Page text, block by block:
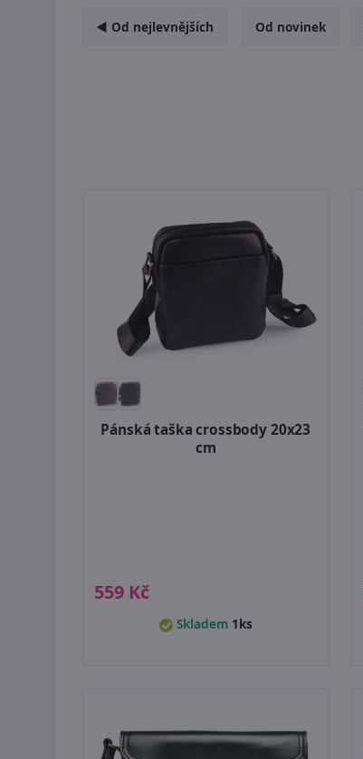
◄ Od nejlevnějších Od novinek
Pánská taška crossbody 20x23
cm
559 Kč
Skladem 1ks